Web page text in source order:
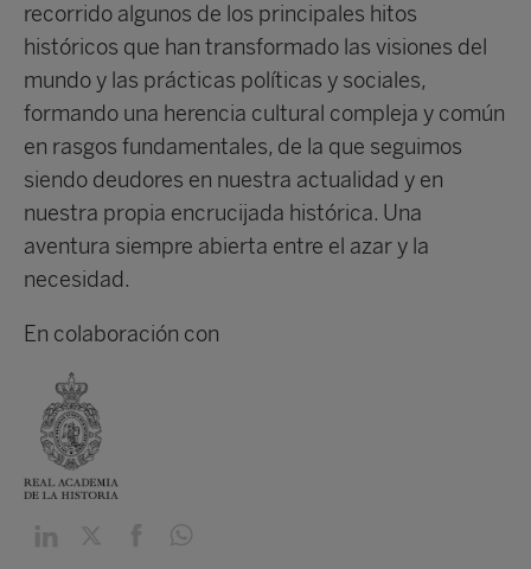
recorrido algunos de los principales hitos
históricos que han transformado las visiones del
mundo y las prácticas políticas y sociales,
formando una herencia cultural compleja y común
en rasgos fundamentales, de la que seguimos
siendo deudores en nuestra actualidad y en
nuestra propia encrucijada histórica. Una
aventura siempre abierta entre el azar y la
necesidad.
En colaboración con